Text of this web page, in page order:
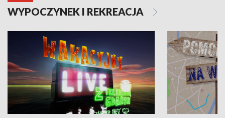
WYPOCZYNEK I REKREACJA